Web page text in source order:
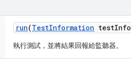
run(TestInformation testInfo
執行測試，並將結果回報給監聽器。